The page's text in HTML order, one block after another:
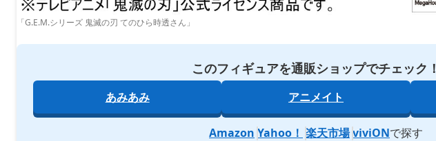
「G.E.M.シリーズ 鬼滅の刃 てのひら時透さん」
このフィギュアを通販ショップでチェック！
あみあみ アニメイト
Amazon Yahoo！ 楽天市場 viviONで探す